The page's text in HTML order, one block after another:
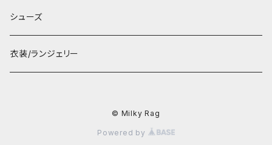
シューズ
衣装/ランジェリー
© Milky Rag
Powered by